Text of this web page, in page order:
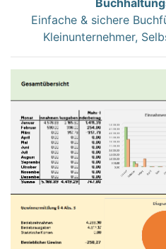
Einfache & sichere
Kleinunternehmer,